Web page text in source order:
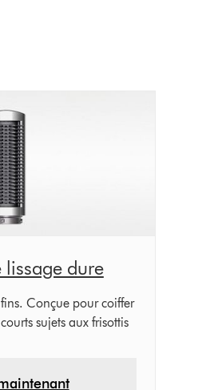
lissage dure
Conçue pour coiffer
sujets aux frisottis